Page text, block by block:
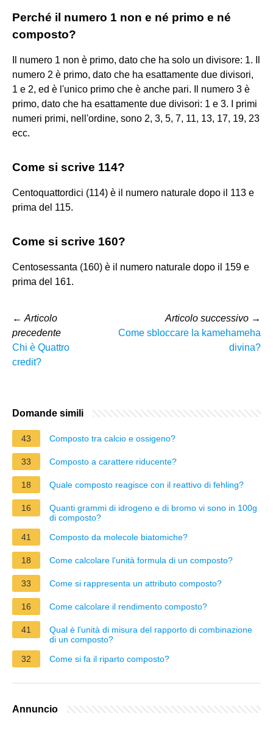
Perché il numero 1 non e né primo e né
composto?
Il numero 1 non è primo, dato che ha solo un divisore: 1. Il
numero 2 è primo, dato che ha esattamente due divisori,
1 e 2, ed è l'unico primo che è anche pari. Il numero 3 è
primo, dato che ha esattamente due divisori: 1 e 3. I primi
numeri primi, nell'ordine, sono 2, 3, 5, 7, 11, 13, 17, 19, 23
ecc.
Come si scrive 114?
Centoquattordici (114) è il numero naturale dopo il 113 e
prima del 115.
Come si scrive 160?
Centosessanta (160) è il numero naturale dopo il 159 e
prima del 161.
← Articolo
precedente
Chi è Quattro
credit?
Articolo successivo →
Come sbloccare la kamehameha
divina?
Domande simili
43 Composto tra calcio e ossigeno?
33 Composto a carattere riducente?
18 Quale composto reagisce con il reattivo di fehling?
16
Quanti grammi di idrogeno e di bromo vi sono in 100g
di composto?
41
Composto da molecole biatomiche?
18 Come calcolare l'unità formula di un composto?
33 Come si rappresenta un attributo composto?
16 Come calcolare il rendimento composto?
41
Qual è l'unità di misura del rapporto di combinazione
di un composto?
32
Come si fa il riparto composto?
Annuncio